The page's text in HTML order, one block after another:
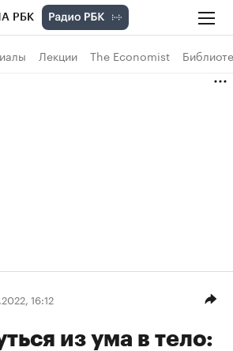
РБК
Лекции The Economist
16:12
из ума в тело: